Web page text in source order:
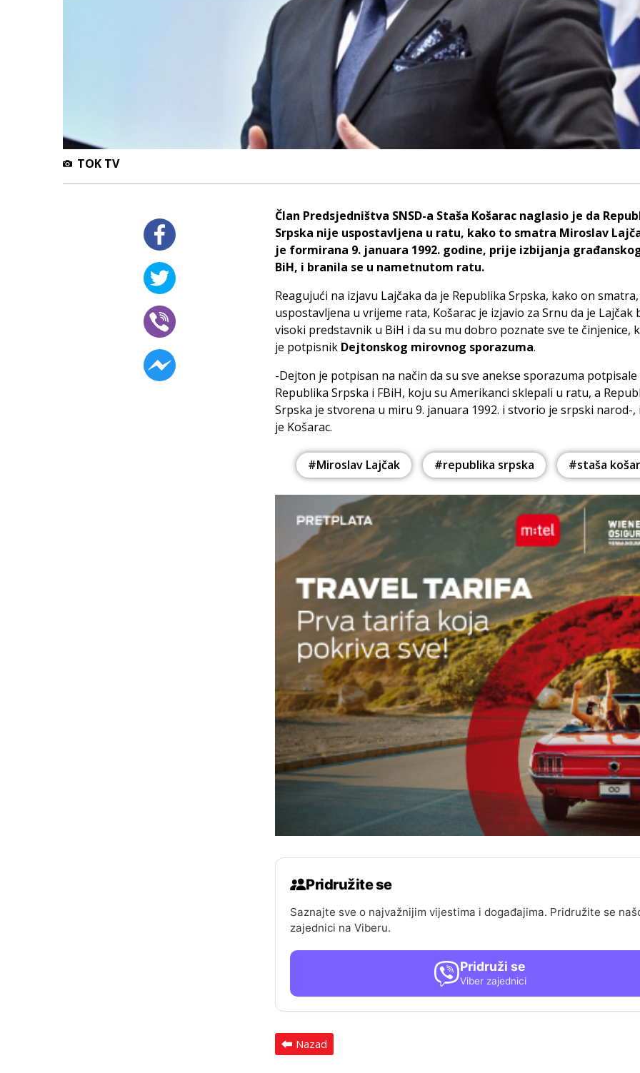
TOK TV
Član Predsjedništva SNSD-a Staša Košarac naglasio je da
Srpska nije uspostavljena u ratu, kako to smatra Miroslav
je formirana 9. januara 1992. godine, prije izbijanja
BiH, i branila se u nametnutom ratu.
Reagujući na izjavu Lajčaka da je Republika Srpska, kako on smatra,
uspostavljena u vrijeme rata, Košarac je izjavio za Srnu da je Lajčak
visoki predstavnik u BiH i da su mu dobro poznate sve te činjenice,
je potpisnik Dejtonskog mirovnog sporazuma.
-Dejton je potpisan na način da su sve anekse sporazuma potpisale
Republika Srpska i FBiH, koju su Amerikanci sklepali u ratu, a
Srpska je stvorena u miru 9. januara 1992. i stvorio je srpski narod-,
je Košarac.
#Miroslav Lajčak #republika srpska #staša
Pridružite se
Saznajte sve o najvažnijim vijestima i događajima. Pridružite se
zajednici na Viberu.
Pridruži se
Viber zajednici
Nazad